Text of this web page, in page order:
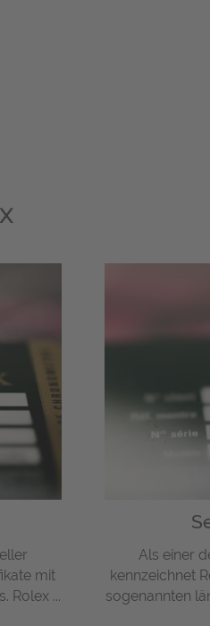
mit
Rolex ...
Als einer
kennzeichnet
sogenannten